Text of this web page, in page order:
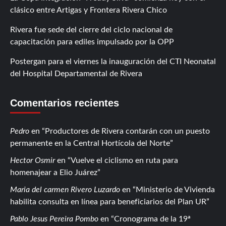
clásico entre Artigas y Frontera Rivera Chico
Rivera fue sede del cierre del ciclo nacional de
capacitación para ediles impulsado por la OPP
Postergan para el viernes la inauguración del CTI Neonatal
del Hospital Departamental de Rivera
Comentarios recientes
Pedro en
Productores de Rivera contarán con un puesto
permanente en la Central Hortícola del Norte
Hector Osmiren
Vuelve el ciclismo en ruta para
homenajear a Elio Juárez
Maria del carmen Rivero Luzardo en
Ministerio de Vivienda
habilita consulta en línea para beneficiarios del Plan UR
Pablo Jesus Pereira Pombo en Cronograma de la 19ª